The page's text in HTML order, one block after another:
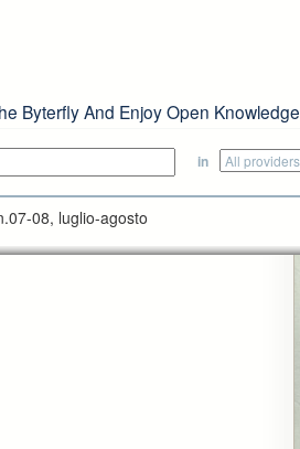
Byterfly And Enjoy Open Knowledge
in
08, luglio-agosto